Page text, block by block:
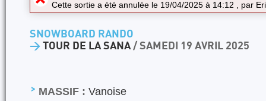
Cette sortie a été annulée le 19/04/2025 à 14:12 , par
SNOWBOARD RANDO
> TOUR DE LA SANA/ SAMEDI 19 AVRIL 2025
MASSIF : Vanoise